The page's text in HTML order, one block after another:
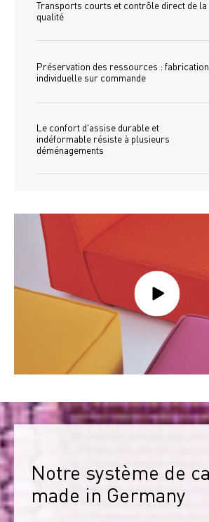
Transports courts et contrôle direct de la
qualité
Préservation des ressources : fabrication
individuelle sur commande
Le confort d'assise durable et
indéformable résiste à plusieurs
déménagements
Notre système de
made in Germany